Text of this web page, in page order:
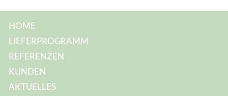
e
:
HOME
LIEFERPROGRAMM
REFERENZEN
KUNDEN
AKTUELLES